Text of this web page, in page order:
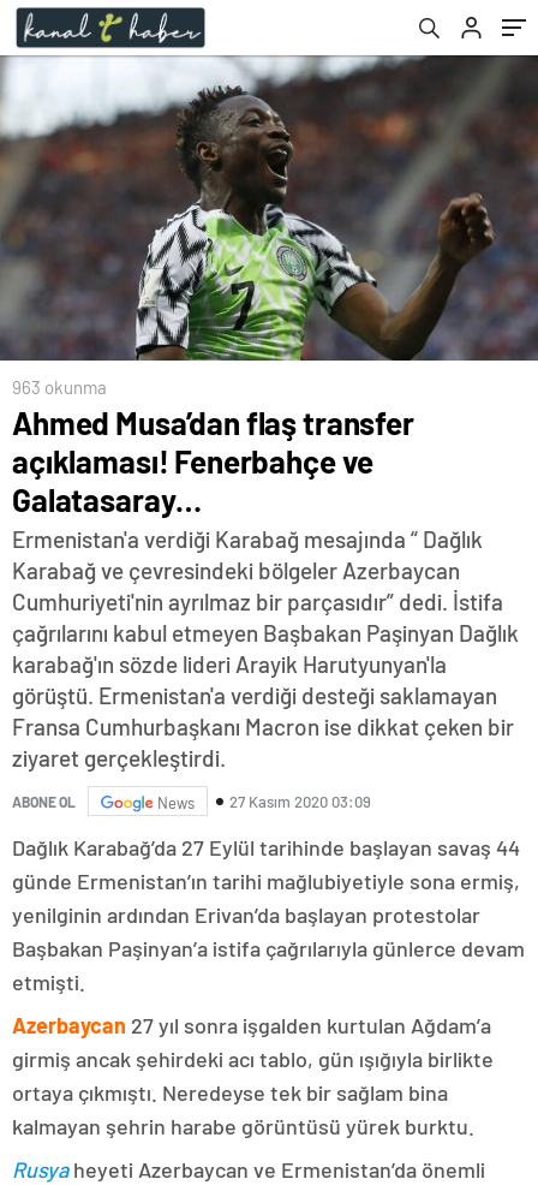
963 okunma
Ahmed Musa’dan flaş transfer
açıklaması! Fenerbahçe ve
Galatasaray…
Ermenistan'a verdiği Karabağ mesajında “ Dağlık
Karabağ ve çevresindeki bölgeler Azerbaycan
Cumhuriyeti'nin ayrılmaz bir parçasıdır” dedi. İstifa
çağrılarını kabul etmeyen Başbakan Paşinyan Dağlık
karabağ'ın sözde lideri Arayik Harutyunyan'la
görüştü. Ermenistan'a verdiği desteği saklamayan
Fransa Cumhurbaşkanı Macron ise dikkat çeken bir
ziyaret gerçekleştirdi.
ABONE OL News 27 Kasım 2020 03:09
Dağlık Karabağ’da 27 Eylül tarihinde başlayan savaş 44
günde Ermenistan’ın tarihi mağlubiyetiyle sona ermiş,
yenilginin ardından Erivan’da başlayan protestolar
Başbakan Paşinyan’a istifa çağrılarıyla günlerce devam
etmişti.
Azerbaycan 27 yıl sonra işgalden kurtulan Ağdam’a
girmiş ancak şehirdeki acı tablo, gün ışığıyla birlikte
ortaya çıkmıştı. Neredeyse tek bir sağlam bina
kalmayan şehrin harabe görüntüsü yürek burktu.
Rusyaheyeti Azerbaycan ve Ermenistan’da önemli